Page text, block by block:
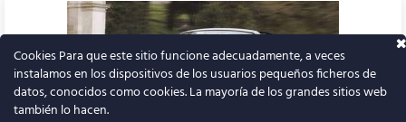
Cookies Para que este sitio funcione adecuadamente, a veces
instalamos en los dispositivos de los usuarios pequeños ficheros de
datos, conocidos como cookies. La mayoría de los grandes sitios web
también lo hacen.